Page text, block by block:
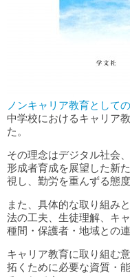
ノンキャリア教育として
中学校におけるキャリア
た。
その理念はデジタル社会
形成者育成を展望した新
視し、勤労を重んずる態
また、具体的な取り組み
法の工夫、生徒理解、キ
種間・保護者・地域との
キャリア教育に取り組む
拓くために必要な資質・